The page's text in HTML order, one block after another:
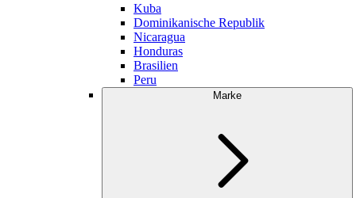
Kuba
Dominikanische Republik
Nicaragua
Honduras
Brasilien
Peru
Marke